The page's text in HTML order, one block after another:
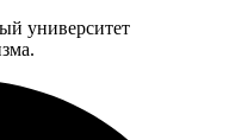
университет